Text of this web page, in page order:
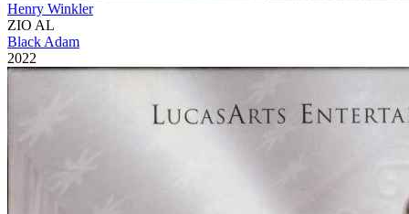
Henry Winkler
ZIO AL
Black Adam
2022